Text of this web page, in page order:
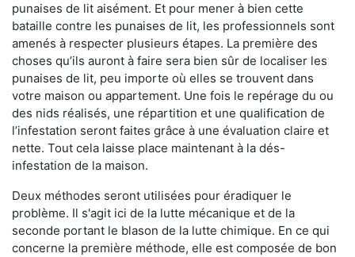
punaises de lit aisément. Et pour mener à bien cette
bataille contre les punaises de lit, les professionnels sont
amenés à respecter plusieurs étapes. La première des
choses qu’ils auront à faire sera bien sûr de localiser les
punaises de lit, peu importe où elles se trouvent dans
votre maison ou appartement. Une fois le repérage du ou
des nids réalisés, une répartition et une qualification de
l’infestation seront faites grâce à une évaluation claire et
nette. Tout cela laisse place maintenant à la dés-
infestation de la maison.
Deux méthodes seront utilisées pour éradiquer le
problème. Il s'agit ici de la lutte mécanique et de la
seconde portant le blason de la lutte chimique. En ce qui
concerne la première méthode, elle est composée de bon